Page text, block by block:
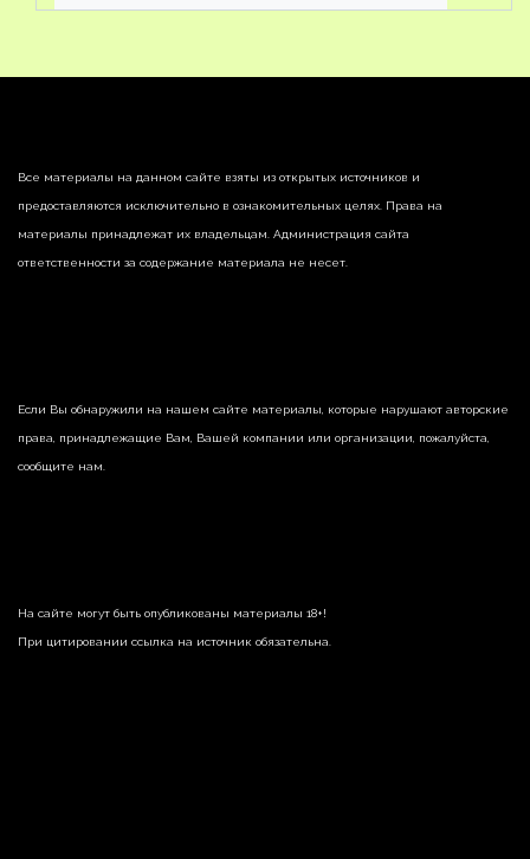
Все материалы на данном сайте взяты из открытых источников и
предоставляются исключительно в ознакомительных целях. Права на
материалы принадлежат их владельцам. Администрация сайта
ответственности за содержание материала не несет.
Если Вы обнаружили на нашем сайте материалы, которые нарушают авторские
права, принадлежащие Вам, Вашей компании или организации, пожалуйста,
сообщите нам.
На сайте могут быть опубликованы материалы 18+!
При цитировании ссылка на источник обязательна.